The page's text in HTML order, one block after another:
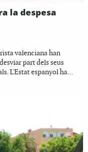
la despesa
valenciana han
part dels seus
L'Estat espanyol ha...